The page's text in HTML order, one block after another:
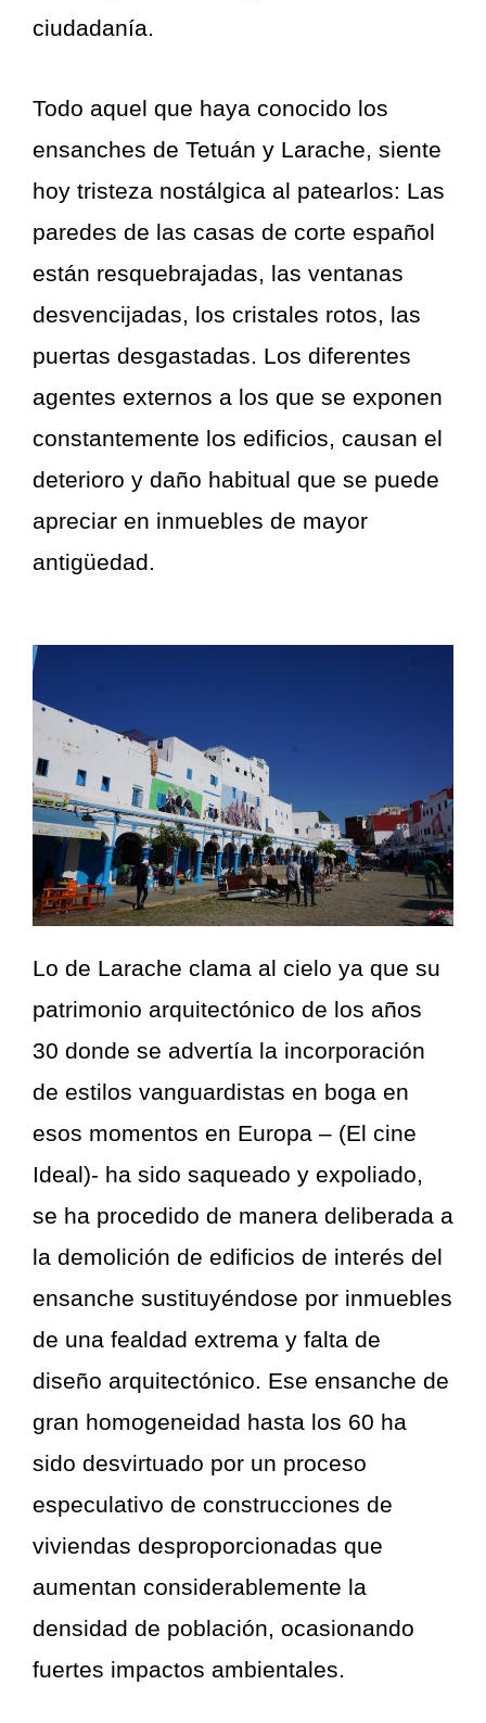
ciudadanía.
Todo aquel que haya conocido los
ensanches de Tetuán y Larache, siente
hoy tristeza nostálgica al patearlos: Las
paredes de las casas de corte español
están resquebrajadas, las ventanas
desvencijadas, los cristales rotos, las
puertas desgastadas. Los diferentes
agentes externos a los que se exponen
constantemente los edificios, causan el
deterioro y daño habitual que se puede
apreciar en inmuebles de mayor
antigüedad.
Lo de Larache clama al cielo ya que su
patrimonio arquitectónico de los años
30 donde se advertía la incorporación
de estilos vanguardistas en boga en
esos momentos en Europa – (El cine
Ideal)- ha sido saqueado y expoliado,
se ha procedido de manera deliberada a
la demolición de edificios de interés del
ensanche sustituyéndose por inmuebles
de una fealdad extrema y falta de
diseño arquitectónico. Ese ensanche de
gran homogeneidad hasta los 60 ha
sido desvirtuado por un proceso
especulativo de construcciones de
viviendas desproporcionadas que
aumentan considerablemente la
densidad de población, ocasionando
fuertes impactos ambientales.